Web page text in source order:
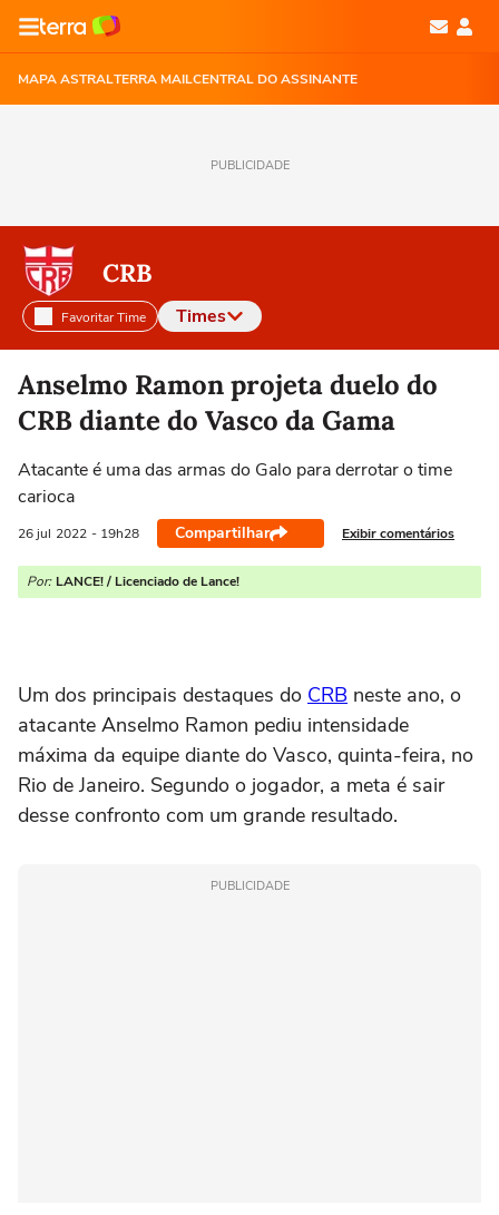
MAPA ASTRALTERRA MAILCENTRAL DO ASSINANTE
PUBLICIDADE
CRB
Favoritar Time Times
Selecione o time para ver as notícias
Anselmo Ramon projeta duelo do
CRB diante do Vasco da Gama
Atacante é uma das armas do Galo para derrotar o time
carioca
26 jul 2022 - 19h28 Compartilhar Exibir comentários
Por: LANCE! / Licenciado de Lance!
Um dos principais destaques do CRB neste ano, o
atacante Anselmo Ramon pediu intensidade
máxima da equipe diante do Vasco, quinta-feira, no
Rio de Janeiro. Segundo o jogador, a meta é sair
desse confronto com um grande resultado.
PUBLICIDADE